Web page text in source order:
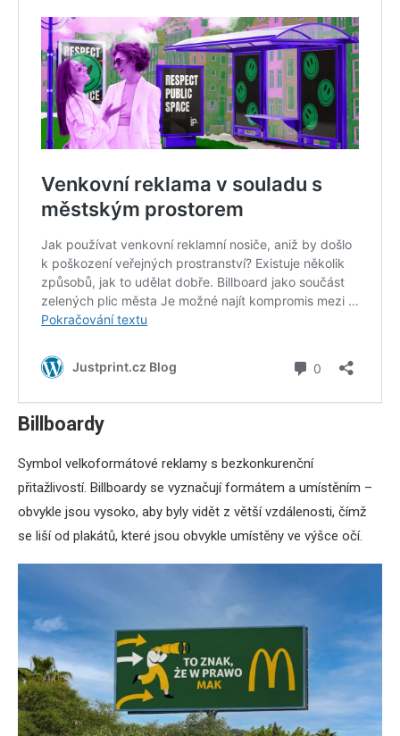
Billboardy
Symbol velkoformátové reklamy s bezkonkurenční
přitažlivostí. Billboardy se vyznačují formátem a umístěním –
obvykle jsou vysoko, aby byly vidět z větší vzdálenosti, čímž
se liší od plakátů, které jsou obvykle umístěny ve výšce očí.